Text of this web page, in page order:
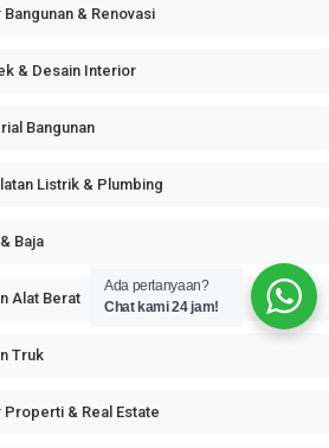
& Renovasi
& Desain Interior
Bangunan
Listrik & Plumbing
Baja
Alat Berat
Truk
& Real Estate
Ada pertanyaan?
Chat kami 24 jam!